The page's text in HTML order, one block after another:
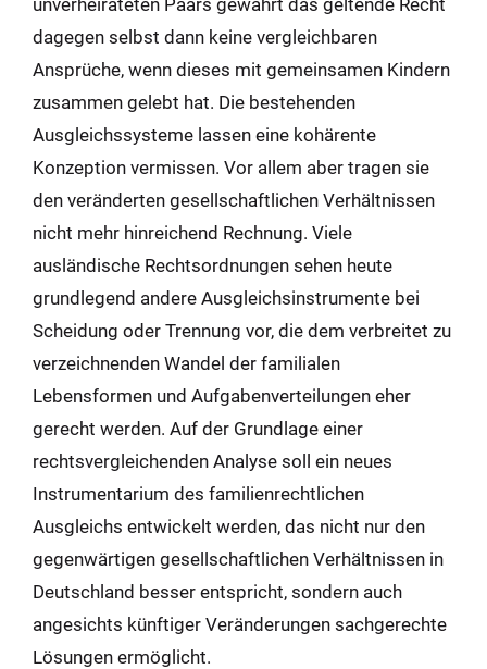
unverheirateten Paars gewährt das geltende Recht
dagegen selbst dann keine vergleichbaren
Ansprüche, wenn dieses mit gemeinsamen Kindern
zusammen gelebt hat. Die bestehenden
Ausgleichssysteme lassen eine kohärente
Konzeption vermissen. Vor allem aber tragen sie
den veränderten gesellschaftlichen Verhältnissen
nicht mehr hinreichend Rechnung. Viele
ausländische Rechtsordnungen sehen heute
grundlegend andere Ausgleichsinstrumente bei
Scheidung oder Trennung vor, die dem verbreitet zu
verzeichnenden Wandel der familialen
Lebensformen und Aufgabenverteilungen eher
gerecht werden. Auf der Grundlage einer
rechtsvergleichenden Analyse soll ein neues
Instrumentarium des familienrechtlichen
Ausgleichs entwickelt werden, das nicht nur den
gegenwärtigen gesellschaftlichen Verhältnissen in
Deutschland besser entspricht, sondern auch
angesichts künftiger Veränderungen sachgerechte
Lösungen ermöglicht.